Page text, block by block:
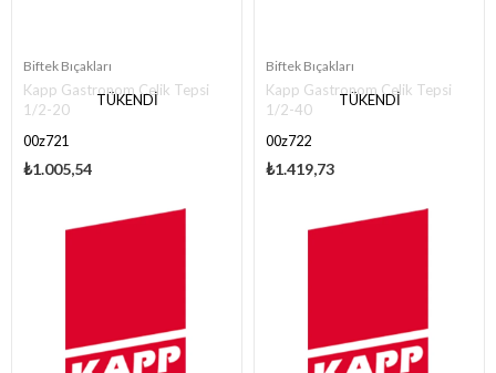
TÜKENDI
Biftek Bıçakları
Kapp Gastronom Çelik Tepsi
1/2-20
00z721
₺1.005,54
TÜKENDI
Biftek Bıçakları
Kapp Gastronom Çelik Tepsi
1/2-40
00z722
₺1.419,73